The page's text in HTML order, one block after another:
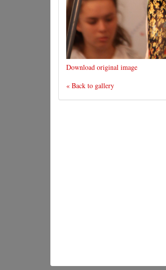
Download original image
« Back to gallery